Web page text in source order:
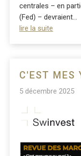
centrales – en
(Fed) – devraient...
lire la suite
C'EST MES
5 décembre 2025